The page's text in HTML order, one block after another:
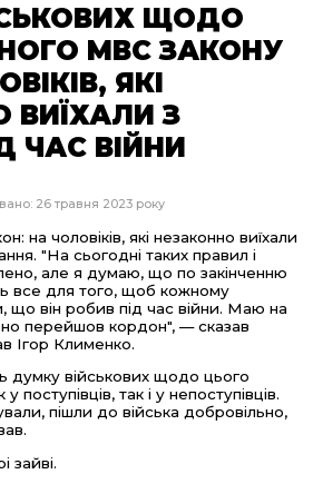
ЩОДО
МВС ЗАКОНУ
ЯКІ
ВИЇХАЛИ З
ЧАС ВІЙНИ
26 травня 2023 року
на чоловіків, які незаконно виїхали
"На сьогодні таких правил і
але я думаю, що по закінченню
все для того, щоб кожному
що він робив під час війни. Маю на
перейшов кордон", — сказав
Ігор Клименко.
думку військових щодо цього
поступівців, так і у непоступівців.
пішли до війська добровільно,
зайві.